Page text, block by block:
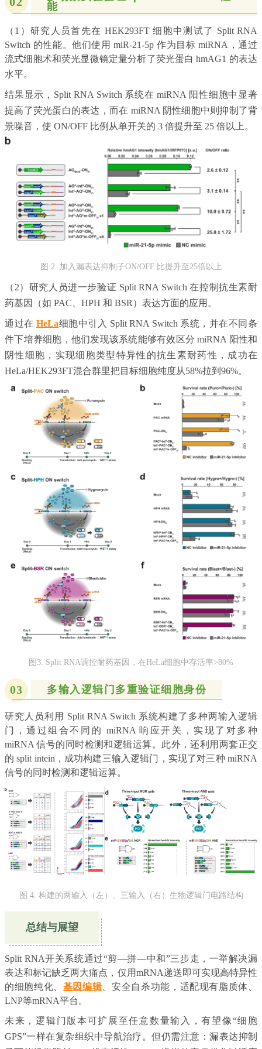
能
（1）研究人员首先在 HEK293FT 细胞中测试了 Split RNA
Switch 的性能。他们使用 miR-21-5p 作为目标 miRNA，通过
流式细胞术和荧光显微镜定量分析了荧光蛋白 hmAG1 的表达
水平。
结果显示，Split RNA Switch 系统在 miRNA 阳性细胞中显著
提高了荧光蛋白的表达，而在 miRNA 阴性细胞中则抑制了背
景噪音，使 ON/OFF 比例从单开关的 3 倍提升至 25 倍以上。
图 2. 加入漏表达抑制子ON/OFF 比提升至25倍以上
（2）研究人员进一步验证 Split RNA Switch 在控制抗生素耐
药基因（如 PAC、HPH 和 BSR）表达方面的应用。
通过在HeLa细胞中引入 Split RNA Switch 系统，并在不同条
件下培养细胞，他们发现该系统能够有效区分 miRNA 阳性和
阴性细胞，实现细胞类型特异性的抗生素耐药性，成功在
HeLa/HEK293FT混合群里把目标细胞纯度从58%拉到96%。
图3. Split RNA调控耐药基因，在HeLa细胞中存活率>80%
03 多输入逻辑门多重验证细胞身份
研究人员利用 Split RNA Switch 系统构建了多种两输入逻辑
门，通过组合不同的 miRNA 响应开关，实现了对多种
miRNA 信号的同时检测和逻辑运算。此外，还利用两套正交
的 split intein，成功构建三输入逻辑门，实现了对三种 miRNA
信号的同时检测和逻辑运算。
图 4. 构建的两输入（左）、三输入（右）生物逻辑门电路结构
总结与展望
Split RNA开关系统通过“剪—拼—中和”三步走，一举解决漏
表达和标记缺乏两大痛点，仅用mRNA递送即可实现高特异性
的细胞纯化、 基因编辑、安全自杀功能，适配现有脂质体、
LNP等mRNA平台。
未来，逻辑门版本可扩展至任意数量输入，有望像“细胞
GPS”一样在复杂组织中导航治疗。但仍需注意：漏表达抑制